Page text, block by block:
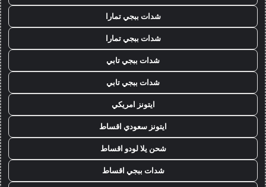
شدات ببجي تمارا
شدات ببجي تمارا
شدات ببجي تابي
شدات ببجي تابي
ايتونز امريكي
ايتونز سعودي اقساط
شحن يلا لودو اقساط
شدات ببجي اقساط